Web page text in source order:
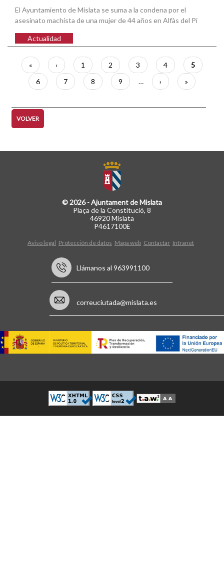
El Ayuntamiento de Mislata se suma a la condena por el
asesinato machista de una mujer de 44 años en Alfàs del Pi
Actualidad
Paginación
Primera
página
«
Página
anterior
‹ Página
1 Página
2 Página
3 Página
4
Página
actual
5
Página
6 Página
7 Página
8 Página
9 …
Siguiente
página
›
Última
página
»
VOLVER
© 2026 - Ajuntament de Mislata
Plaça de la Constitució, 8
46920 Mislata
P4617100E
Aviso legal Protección de datos Mapa web Contactar Intranet
Llámanos al 963991100
correuciutada@mislata.es